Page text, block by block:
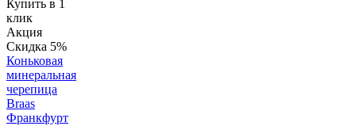
Купить в 1
клик
Акция
Скидка 5%
Коньковая
минеральная
черепица
Braas
Франкфурт